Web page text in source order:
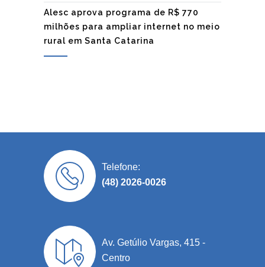
Alesc aprova programa de R$ 770
milhões para ampliar internet no meio
rural em Santa Catarina
Telefone:
(48) 2026-0026
Av. Getúlio Vargas, 415 -
Centro